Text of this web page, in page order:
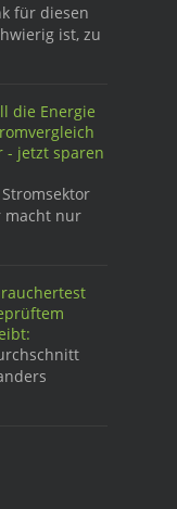
für diesen
ist, zu
die Energie
- jetzt sparen
macht nur